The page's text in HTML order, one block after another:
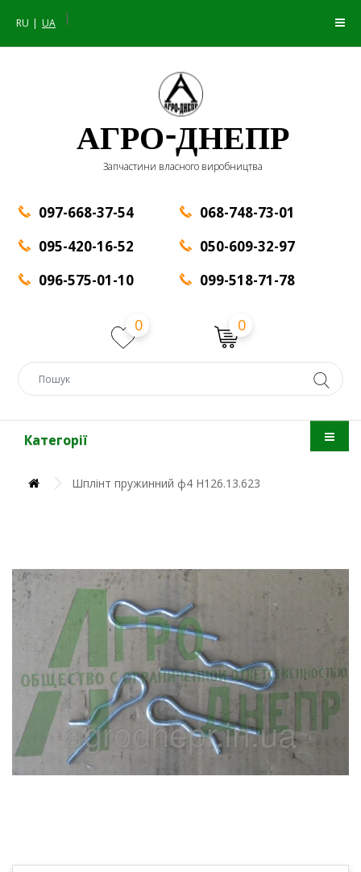
RU UA |
АГРО-ДНЕПР
Запчастини власного виробництва
097-668-37-54
095-420-16-52
096-575-01-10
068-748-73-01
050-609-32-97
099-518-71-78
0 0
Категорії
Шплінт пружинний ф4 Н126.13.623